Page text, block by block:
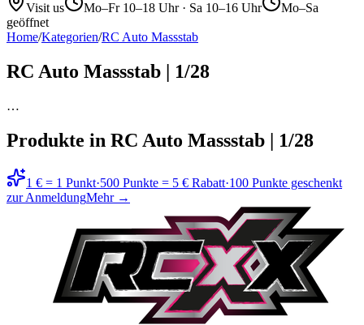
Visit us
Mo–Fr 10–18 Uhr · Sa 10–16 Uhr
Mo–Sa
geöffnet
Home/Kategorien/RC Auto Massstab
RC Auto Massstab | 1/28
…
Produkte in RC Auto Massstab | 1/28
1 € = 1 Punkt·500 Punkte = 5 € Rabatt·100 Punkte geschenkt
zur AnmeldungMehr →